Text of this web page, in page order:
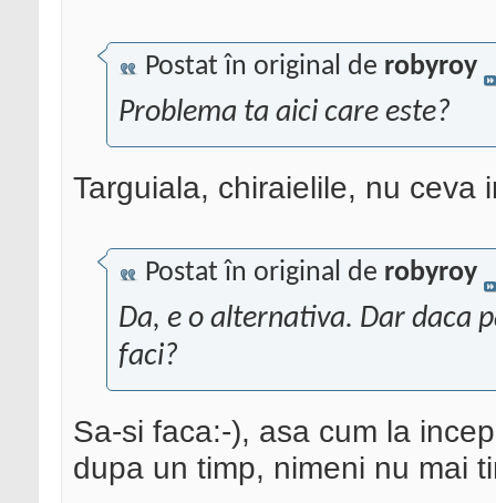
Postat în original de robyroy
Problema ta aici care este?
Targuiala, chiraielile, nu ceva
Postat în original de robyroy
Da, e o alternativa. Dar daca
faci?
Sa-si faca:-), asa cum la
dupa un timp, nimeni nu mai